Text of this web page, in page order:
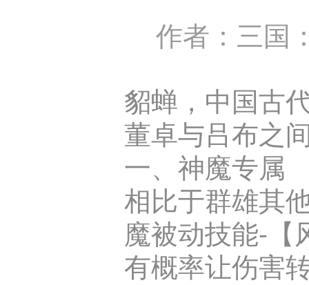
作者：三国
貂蝉，中国古
董卓与吕布之
一、神魔专属
相比于群雄其
魔被动技能-【
有概率让伤害